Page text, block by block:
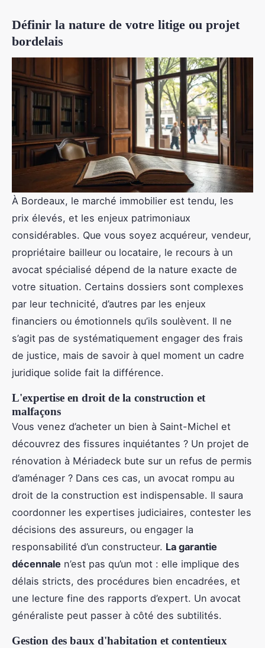
Définir la nature de votre litige ou projet
bordelais
À Bordeaux, le marché immobilier est tendu, les
prix élevés, et les enjeux patrimoniaux
considérables. Que vous soyez acquéreur, vendeur,
propriétaire bailleur ou locataire, le recours à un
avocat spécialisé dépend de la nature exacte de
votre situation. Certains dossiers sont complexes
par leur technicité, d’autres par les enjeux
financiers ou émotionnels qu’ils soulèvent. Il ne
s’agit pas de systématiquement engager des frais
de justice, mais de savoir à quel moment un cadre
juridique solide fait la différence.
L'expertise en droit de la construction et
malfaçons
Vous venez d’acheter un bien à Saint-Michel et
découvrez des fissures inquiétantes ? Un projet de
rénovation à Mériadeck bute sur un refus de permis
d’aménager ? Dans ces cas, un avocat rompu au
droit de la construction est indispensable. Il saura
coordonner les expertises judiciaires, contester les
décisions des assureurs, ou engager la
responsabilité d’un constructeur. La garantie
décennale n’est pas qu’un mot : elle implique des
délais stricts, des procédures bien encadrées, et
une lecture fine des rapports d’expert. Un avocat
généraliste peut passer à côté des subtilités.
Gestion des baux d'habitation et contentieux